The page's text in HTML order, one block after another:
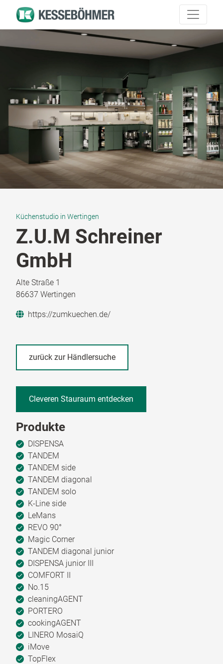
Küchenstudio in Wertingen
Z.U.M Schreiner
GmbH
Alte Straße 1
86637 Wertingen
https://zumkuechen.de/
zurück zur Händlersuche
Cleveren Stauraum entdecken
Produkte
DISPENSA
TANDEM
TANDEM side
TANDEM diagonal
TANDEM solo
K-Line side
LeMans
REVO 90°
Magic Corner
TANDEM diagonal junior
DISPENSA junior III
COMFORT II
No.15
cleaningAGENT
PORTERO
cookingAGENT
LINERO MosaiQ
iMove
TopFlex